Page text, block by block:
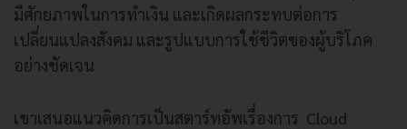
มีศักยภาพในการทำเงิน และเกิดผลกระทบต่อการ
เปลี่ยนแปลงสังคม และรูปแบบการใช้ชีวิตของผู้บริโภค
อย่างชัดเจน
เขาเสนอแนวคิดการเป็นสตาร์ทอัพเรื่องการ Cloud